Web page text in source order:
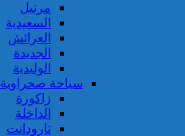
مرتيل
السعيدية
العرائش
الجديدة
الوليدية
سياحة صحراوية
زاكورة
الداخلة
تارودانت